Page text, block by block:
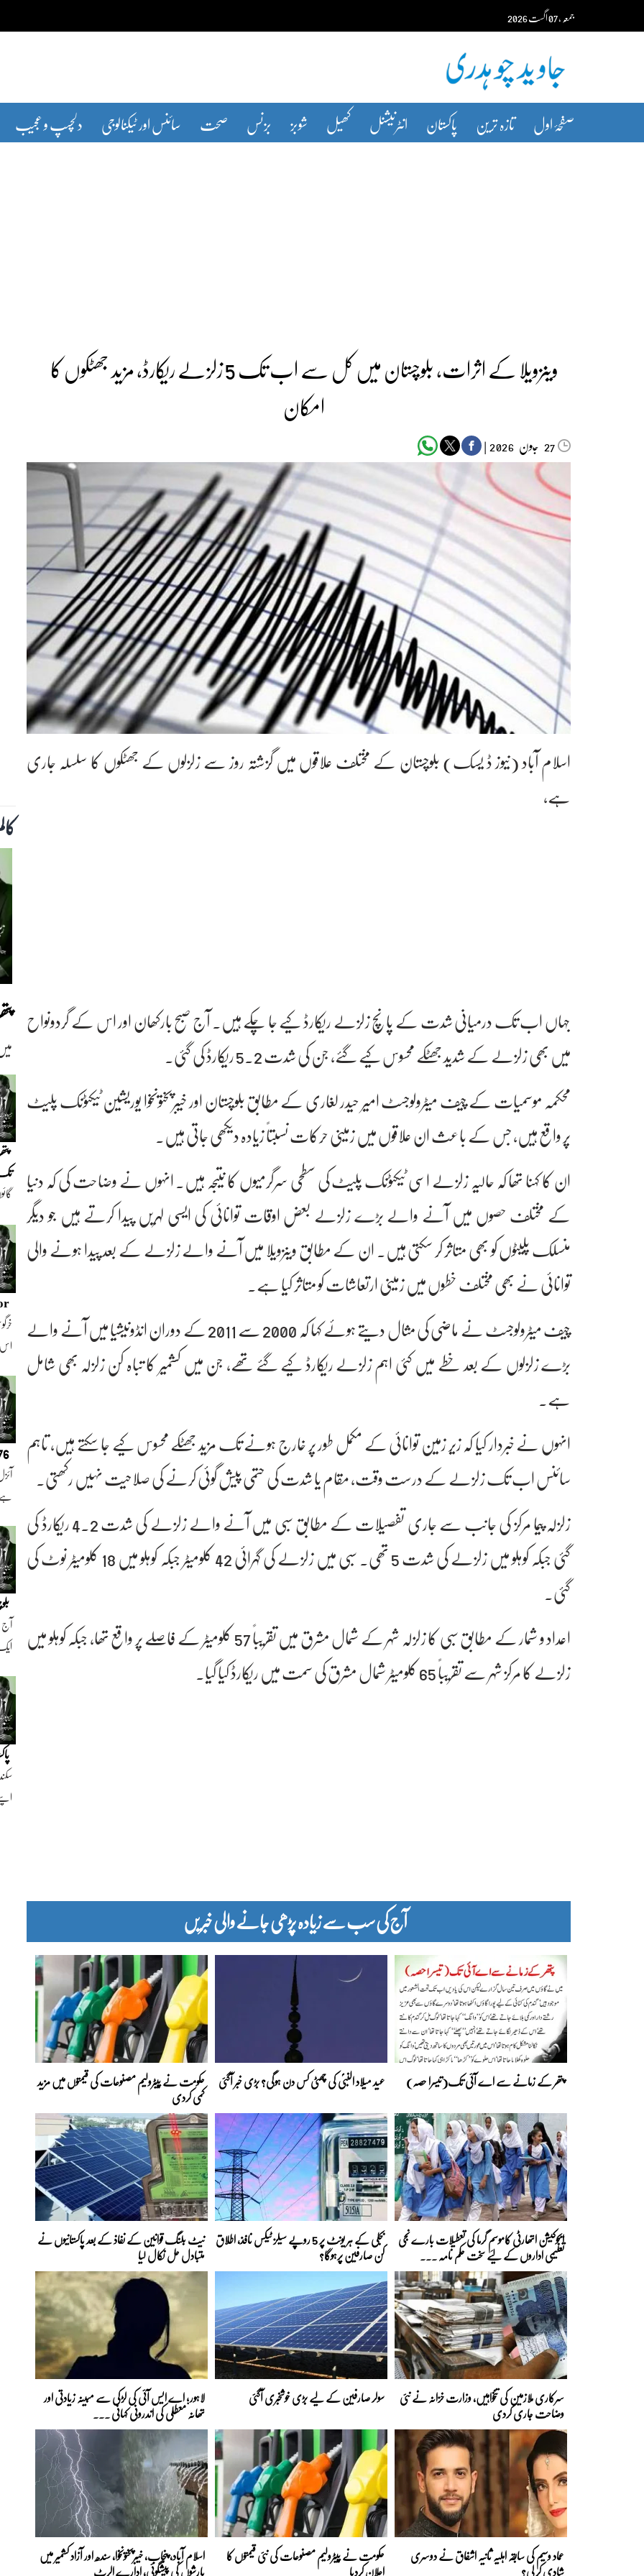
content جمعہ‬‮،07اگست‬‮2026
صفحۂ اول تازہ ترین پاکستان انٹرنیشنل کھیل شوبز بزنس صحت سائنس اور ٹیکنالوجی دلچسپ و عجیب
وینزویلا کے اثرات، بلوچستان میں کل سے اب تک 5 زلزلے ریکارڈ، مزید جھٹکوں کا
امکان
27 جون‬‮ |
اسلام آباد (نیوز ڈ یسک) بلوچستان کے مختلف علاقوں میں گزشتہ روز سے زلزلوں کے جھٹکوں کا سلسلہ جاری
ہے،
جہاں اب تک درمیانی شدت کے پانچ زلزلے ریکارڈ کیے جا چکے ہیں۔ آج صبح بارکھان اور اس کے گردونواح
میں بھی زلزلے کے شدید جھٹکے محسوس کیے گئے، جن کی شدت 5.2 ریکارڈ کی گئی۔
محکمہ موسمیات کے چیف میٹرولوجسٹ امیر حیدر لغاری کے مطابق بلوچستان اور خیبرپختونخوا یوریشین ٹیکٹونک پلیٹ
پر واقع ہیں، جس کے باعث ان علاقوں میں زمینی حرکات نسبتاً زیادہ دیکھی جاتی ہیں۔
ان کا کہنا تھا کہ حالیہ زلزلے اسی ٹیکٹونک پلیٹ کی سطحی سرگرمیوں کا نتیجہ ہیں۔ انہوں نے وضاحت کی کہ دنیا
کے مختلف حصوں میں آنے والے بڑے زلزلے بعض اوقات توانائی کی ایسی لہریں پیدا کرتے ہیں جو دیگر
منسلک پلیٹوں کو بھی متاثر کر سکتی ہیں۔ ان کے مطابق وینزویلا میں آنے والے زلزلے کے بعد پیدا ہونے والی
توانائی نے بھی مختلف خطوں میں زمینی ارتعاشات کو متاثر کیا ہے۔
چیف میٹرولوجسٹ نے ماضی کی مثال دیتے ہوئے کہا کہ 2000 سے 2011 کے دوران انڈونیشیا میں آنے والے
بڑے زلزلوں کے بعد خطے میں کئی اہم زلزلے ریکارڈ کیے گئے تھے، جن میں کشمیر کا تباہ کن زلزلہ بھی شامل
ہے۔
انہوں نے خبردار کیا کہ زیر زمین توانائی کے مکمل طور پر خارج ہونے تک مزید جھٹکے محسوس کیے جا سکتے ہیں، تاہم
سائنس اب تک زلزلے کے درست وقت، مقام یا شدت کی حتمی پیش گوئی کرنے کی صلاحیت نہیں رکھتی۔
زلزلہ پیما مرکز کی جانب سے جاری تفصیلات کے مطابق سبی میں آنے والے زلزلے کی شدت 4.2 ریکارڈ کی
گئی جبکہ کوہلو میں زلزلے کی شدت 5 تھی۔ سبی میں زلزلے کی گہرائی 42 کلومیٹر جبکہ کوہلو میں 18 کلومیٹر نوٹ کی
گئی۔
اعداد و شمار کے مطابق سبی کا زلزلہ شہر کے شمال مشرق میں تقریباً 57 کلومیٹر کے فاصلے پر واقع تھا، جبکہ کوہلو میں
زلزلے کا مرکز شہر سے تقریباً 65 کلومیٹر شمال مشرق کی سمت میں ریکارڈ کیا گیا۔
آج کی سب سے زیادہ پڑھی جانے والی خبریں
پتھر کے زمانے سے اے آئی تک(تیسرا حصہ) عید میلاد النبیؐ کی چھٹی کس دن ہوگی؟ بڑی خبر آگئی حکومت نے پیٹرولیم مصنوعات کی قیمتوں میں مزید
کمی کردی
ایجوکیشن اتھارٹی کاموسمِ گرما کی تعطیلات بارے نجی
تعلیمی اداروں کے لیے سخت حکم نامہ ...
بجلی کے ہر یونٹ پر 5 روپے سیلز ٹیکس نافذ، اطلاق
کن صارفین پرہوگا؟
نیٹ بلنگ قوانین کے نفاذ کے بعد پاکستانیوں نے
متبادل حل نکال لیا
سرکاری ملازمین کی تنخواہیں، وزارت خزانہ نے نئی
وضاحت جاری کردی
سولر صارفین کے لیے بڑی خوشخبری آگئی لاہور؛ اے ایس آئی کی لڑکی سے مبینہ زیادتی اور
تھانہ معطلی کی اندرونی کہانی ...
عماد وسیم کی سابقہ اہلیہ ثانیہ اشفاق نے دوسری حکومت نے پیٹرولیم مصنوعات کی نئی قیمتوں کا اسلام آباد، پنجاب، خیبرپختونخوا، سندھ اور آزاد کشمیر میں